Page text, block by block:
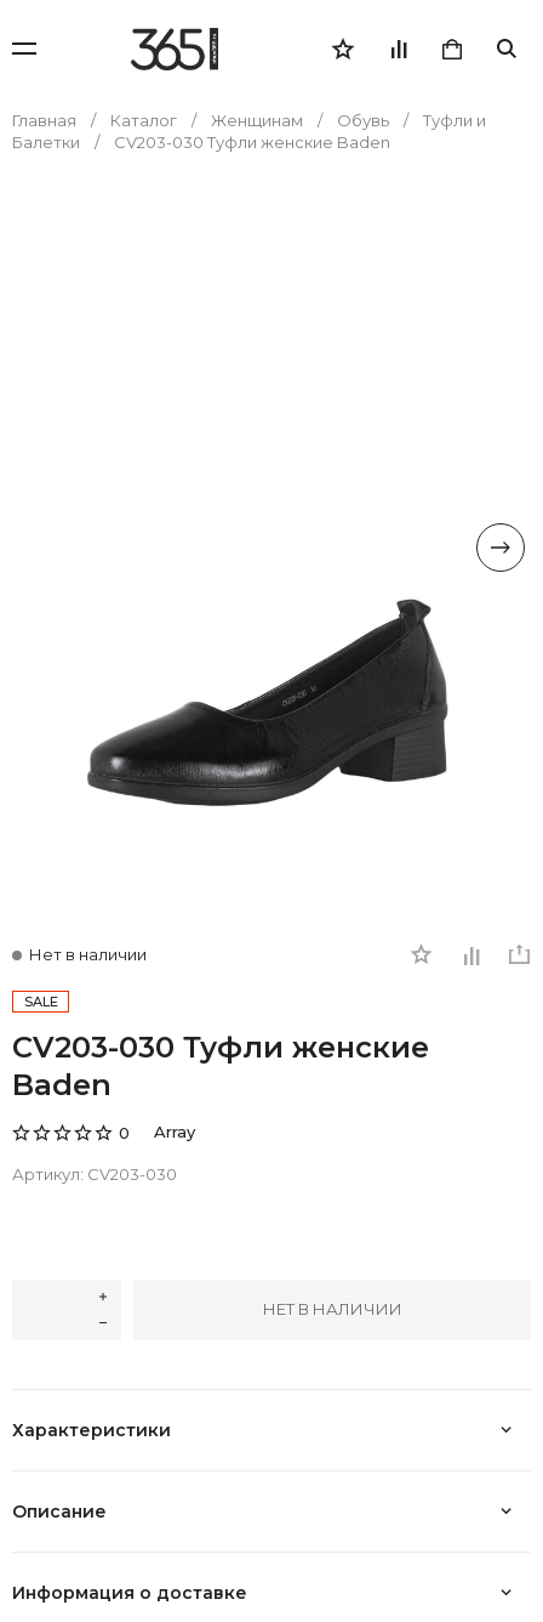
Главная Каталог Женщинам Обувь
Туфли и
Балетки
CV203-030 Туфли женские Baden
Нет в наличии
SALE
CV203-030 Туфли женские
Baden
0 Array
Артикул: CV203-030
НЕТ В НАЛИЧИИ
Характеристики
Описание
Информация о доставке